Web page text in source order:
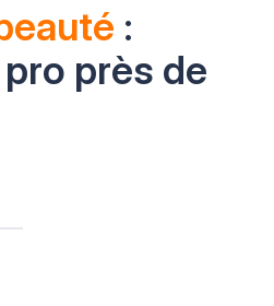
:
près de